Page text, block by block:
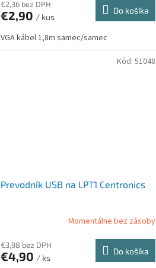
€2,36 bez DPH
€2,90 / kus
Do košíka
VGA kábel 1,8m samec/samec
Prevodník USB na LPT1 Centronics
Momentálne bez zásoby
€3,98 bez DPH
€4,90 / ks
Do košíka
Kód: 51048